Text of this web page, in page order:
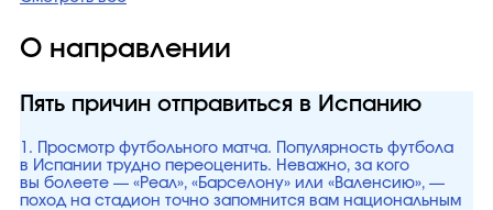
О направлении
Пять причин отправиться в Испанию
1. Просмотр футбольного матча. Популярность футбола
в Испании трудно переоценить. Неважно, за кого
вы болеете — «Реал», «Барселону» или «Валенсию», —
поход на стадион точно запомнится вам национальным